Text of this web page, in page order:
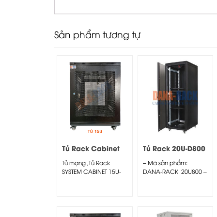
Sản phẩm tương tự
Tủ Rack Cabinet
15U-D800 Màu
Đen – Cửa Lưới
Tủ mạng ,Tủ Rack
SYSTEM CABINET 15U-
Tủ Rack 20U-D800
Màu Đen – Cửa
Mica
– Mã sản phẩm:
DANA-RACK 20U800 –